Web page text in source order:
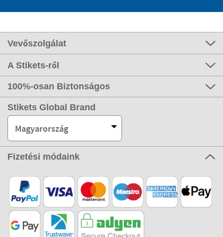
Vevőszolgálat
A Stikets-ről
100%-osan Biztonságos
Stikets Global Brand
Magyarország
Fizetési módaink